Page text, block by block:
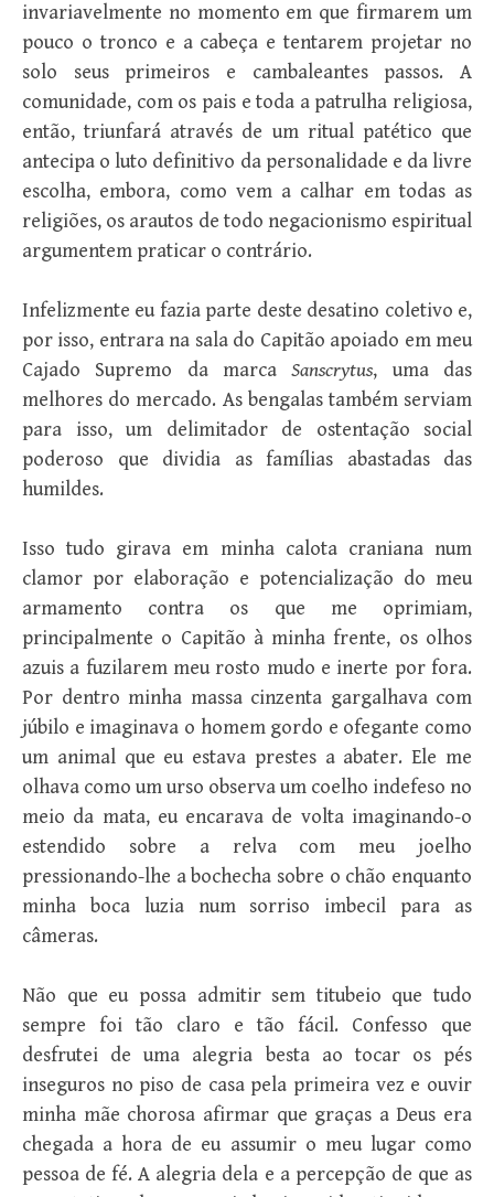
invariavelmente no momento em que firmarem um
pouco o tronco e a cabeça e tentarem projetar no
solo seus primeiros e cambaleantes passos. A
comunidade, com os pais e toda a patrulha religiosa,
então, triunfará através de um ritual patético que
antecipa o luto definitivo da personalidade e da livre
escolha, embora, como vem a calhar em todas as
religiões, os arautos de todo negacionismo espiritual
argumentem praticar o contrário.
Infelizmente eu fazia parte deste desatino coletivo e,
por isso, entrara na sala do Capitão apoiado em meu
Cajado Supremo da marcaSanscrytus, uma das
melhores do mercado. As bengalas também serviam
para isso, um delimitador de ostentação social
poderoso que dividia as famílias abastadas das
humildes.
Isso tudo girava em minha calota craniana num
clamor por elaboração e potencialização do meu
armamento contra os que me oprimiam,
principalmente o Capitão à minha frente, os olhos
azuis a fuzilarem meu rosto mudo e inerte por fora.
Por dentro minha massa cinzenta gargalhava com
júbilo e imaginava o homem gordo e ofegante como
um animal que eu estava prestes a abater. Ele me
olhava como um urso observa um coelho indefeso no
meio da mata, eu encarava de volta imaginando-o
estendido sobre a relva com meu joelho
pressionando-lhe a bochecha sobre o chão enquanto
minha boca luzia num sorriso imbecil para as
câmeras.
Não que eu possa admitir sem titubeio que tudo
sempre foi tão claro e tão fácil. Confesso que
desfrutei de uma alegria besta ao tocar os pés
inseguros no piso de casa pela primeira vez e ouvir
minha mãe chorosa afirmar que graças a Deus era
chegada a hora de eu assumir o meu lugar como
pessoa de fé. A alegria dela e a percepção de que as